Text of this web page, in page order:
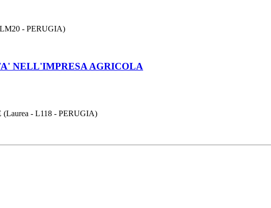
- PERUGIA)
NELL'IMPRESA AGRICOLA
- L118 - PERUGIA)